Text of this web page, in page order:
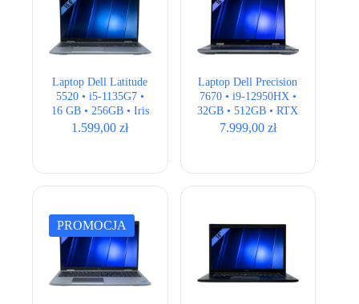
Laptop Dell Latitude
5520 • i5-1135G7 •
16 GB • 256GB • Iris
Xe • 15,6 ” Full HD
1.599,00zł
Laptop Dell Precision
7670 • i9-12950HX •
32GB • 512GB • RTX
3080Ti 16GB • 16″
7.999,00 zł
PROMOCJA